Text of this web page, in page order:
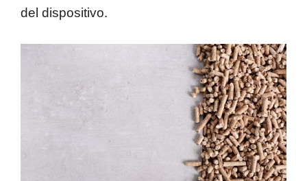
del dispositivo.